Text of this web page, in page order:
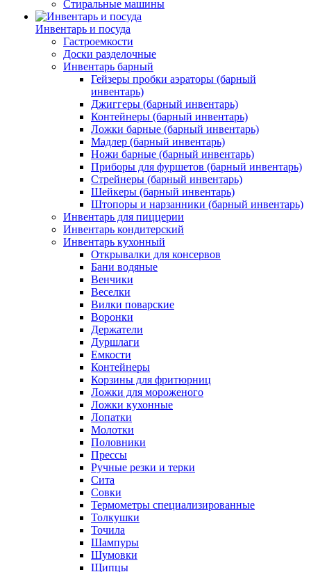
Стиральные машины
Инвентарь и посуда
Гастроемкости
Доски разделочные
Инвентарь барный
Гейзеры пробки аэраторы (барный
инвентарь)
Джиггеры (барный инвентарь)
Контейнеры (барный инвентарь)
Ложки барные (барный инвентарь)
Мадлер (барный инвентарь)
Ножи барные (барный инвентарь)
Приборы для фуршетов (барный инвентарь)
Стрейнеры (барный инвентарь)
Шейкеры (барный инвентарь)
Штопоры и нарзанники (барный инвентарь)
Инвентарь для пиццерии
Инвентарь кондитерский
Инвентарь кухонный
Открывалки для консервов
Бани водяные
Венчики
Веселки
Вилки поварские
Воронки
Держатели
Дуршлаги
Емкости
Контейнеры
Корзины для фритюрниц
Ложки для мороженого
Ложки кухонные
Лопатки
Молотки
Половники
Прессы
Ручные резки и терки
Сита
Совки
Термометры специализированные
Толкушки
Точила
Шампуры
Шумовки
Щипцы